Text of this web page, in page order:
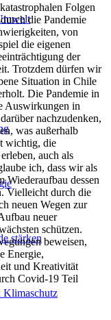
stärken
Klimaschutz
Folgen
die Pandemie
von
die eigenen
der
Trotzdem dürfen wir
Situation in Chile
Die Pandemie in
Auswirkungen in
nachzudenken,
was außerhalb
wichtig, die
auch als
ich, dass wir als
Wiederaufbau dessen
Vielleicht durch die
neuen Wegen zur
neuer
schützen.
beweisen,
Energie,
und Kreativität
Covid-19 Teil